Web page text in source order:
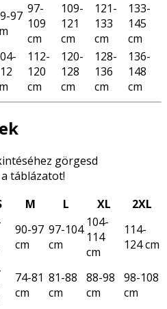
97 97-
109
cm
109-
121
cm
121-
133
cm
133-
145
cm
112-
120
cm
120-
128
cm
128-
136
cm
136-
148
cm
görgesd
táblázatot!
M L XL 2XL
90-97
cm
97-104
cm
104-
114
cm
114-
124 cm
74-81
cm
81-88
cm
88-98
cm
98-108
cm